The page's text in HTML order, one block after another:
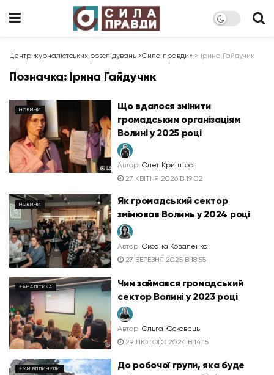
Центр журналістських розслідувань «Сила правди» > Ірина Гайдучик
Позначка: Ірина Гайдучик
НОВИНИ
Що вдалося змінити
громадським організаціям
Волині у 2025 році
Автор: Олег Криштоф
27 КВІТНЯ 2026 В 19:02
НОВИНИ
Як громадський сектор
змінював Волинь у 2024 році
Автор: Оксана Коваленко
27 БЕРЕЗНЯ 2025 В 18:55
#АНАЛІТИКА
Чим займався громадський
сектор Волині у 2023 році
Автор: Ольга Юсковець
29 ЛЮТОГО 2024 В 14:15
#МИ ВПЛИНУЛИ
До робочої групи, яка буде